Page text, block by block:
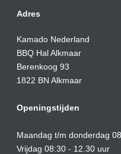
Adres
Kamado Nederland
BBQ Hal Alkmaar
Berenkoog 93
1822 BN Alkmaar
Openingstijden
Maandag t/m donderdag
Vrijdag 08:30 - 12.30 uur